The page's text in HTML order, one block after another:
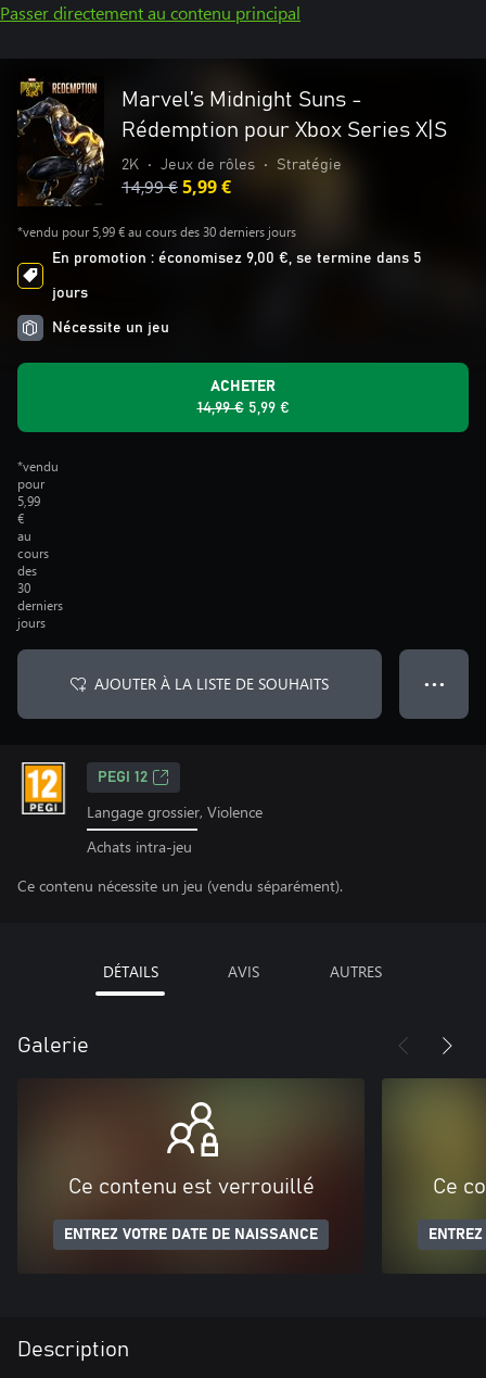
Passer directement au contenu principal
Marvel’s Midnight Suns -
Rédemption pour Xbox Series X|S
2K • Jeux de rôles • Stratégie
14,99 €5,99 €
*vendu pour 5,99 € au cours des 30 derniers jours
En promotion : économisez 9,00 €, se termine dans 5
jours
Nécessite un jeu
ACHETER
14,99 € 5,99 €
*vendu
pour
5,99
€
au
cours
des
30
derniers
jours
AJOUTER À LA LISTE DE SOUHAITS ● ● ●
PEGI 12
Langage grossier, Violence
Achats intra-jeu
Ce contenu nécessite un jeu (vendu séparément).
DÉTAILS AVIS AUTRES
Galerie
Ce contenu est verrouillé
ENTREZ VOTRE DATE DE NAISSANCE
Ce
Description